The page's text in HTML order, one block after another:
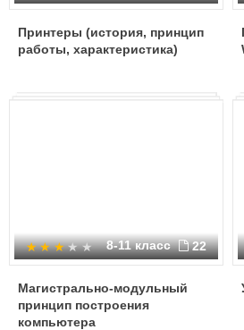
Принтеры (история, принцип
работы, характеристика)
8-11 класс 22
Магистрально-модульный
принцип построения
компьютера